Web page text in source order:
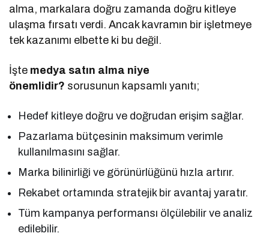
alma, markalara doğru zamanda doğru kitleye
ulaşma fırsatı verdi. Ancak kavramın bir işletmeye
tek kazanımı elbette ki bu değil.
İşte medya satın alma niye
önemlidir? sorusunun kapsamlı yanıtı;
Hedef kitleye doğru ve doğrudan erişim sağlar.
Pazarlama bütçesinin maksimum verimle
kullanılmasını sağlar.
Marka bilinirliği ve görünürlüğünü hızla artırır.
Rekabet ortamında stratejik bir avantaj yaratır.
Tüm kampanya performansı ölçülebilir ve analiz
edilebilir.